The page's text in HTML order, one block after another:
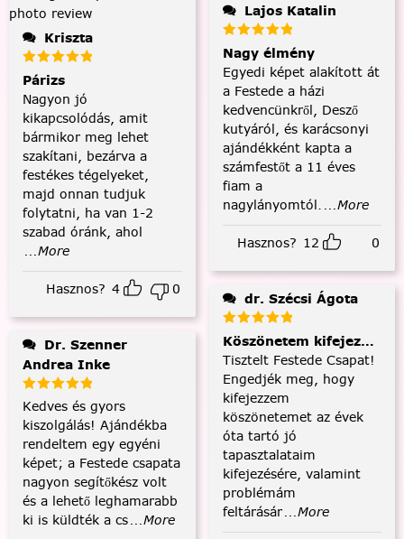
Kriszta
Párizs
Nagyon jó
kikapcsolódás, amit
bármikor meg lehet
szakítani, bezárva a
festékes tégelyeket,
majd onnan tudjuk
folytatni, ha van 1-2
szabad óránk, ahol
...More
Hasznos? 4 0
Andrea Inke
Kedves és gyors
kiszolgálás! Ajándékba
rendeltem egy egyéni
képet; a Festede csapata
nagyon segítőkész volt
és a lehető leghamarabb
ki is küldték a cs...More
Lajos Katalin
Nagy élmény
Egyedi képet alakított át
a Festede a házi
kedvencünkről, Desző
kutyáról, és karácsonyi
ajándékként kapta a
számfestőt a 11 éves
fiam a
nagylányomtól. ...More
Hasznos? 12 0
dr. Szécsi Ágota
Köszönetem kifejezése
Tisztelt Festede Csapat!
Engedjék meg, hogy
kifejezzem
köszönetemet az évek
óta tartó jó
tapasztalataim
kifejezésére, valamint
problémám
feltárásár...More